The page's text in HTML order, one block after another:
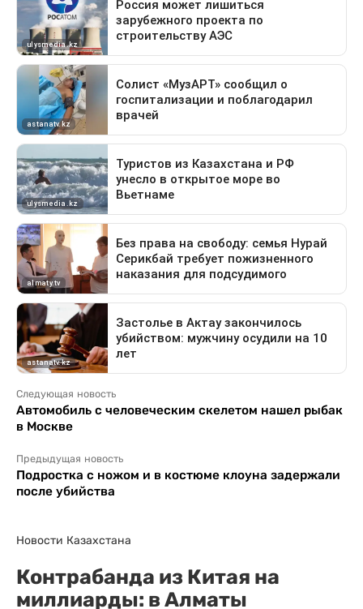
Следующая новость
Автомобиль с человеческим скелетом нашел рыбак
в Москве
Предыдущая новость
Подростка с ножом и в костюме клоуна задержали
после убийства
Новости Казахстана
Контрабанда из Китая на
миллиарды: в Алматы